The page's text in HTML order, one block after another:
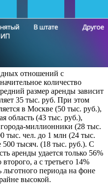
отношений с
количество
размер аренды зависит
35 тыс. руб. При этом
в Москве (50 тыс. руб.),
область (43 тыс. руб.),
миллионники (28 тыс.
тыс. чел. до 1 млн (24 тыс.
500 тысяч. (18 тыс. руб.). С
аренды удается только 56%
а с третьего 14%
периода на фоне
высокой.